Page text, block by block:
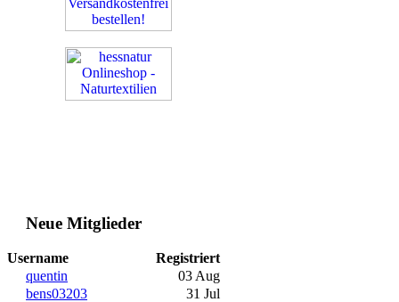
Neue Mitglieder
Username
Registriert
quentin
03 Aug
bens03203
31 Jul